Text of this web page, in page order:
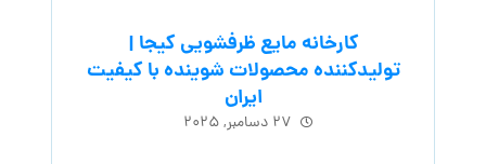
کارخانه مایع ظرفشویی کیجا |
تولیدکننده محصولات شوینده با کیفیت
ایران
۲۷ دسامبر, ۲۰۲۵